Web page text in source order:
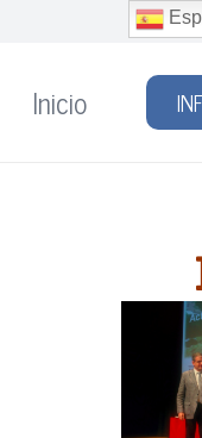
Inicio